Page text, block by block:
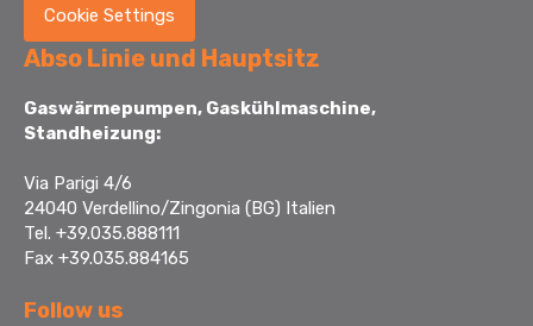
Cookie Settings
Abso Linie und Hauptsitz
Gaswärmepumpen, Gaskühlmaschine,
Standheizung:
Via Parigi 4/6
24040 Verdellino/Zingonia (BG) Italien
Tel. +39.035.888111
Fax +39.035.884165
Follow us